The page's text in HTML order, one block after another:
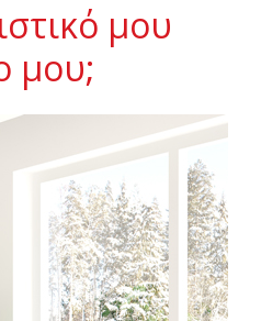
μου
μου;